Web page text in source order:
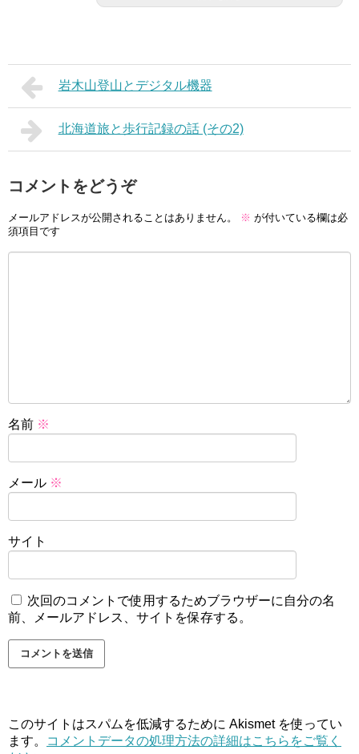
岩木山登山とデジタル機器
北海道旅と歩行記録の話 (その2)
コメントをどうぞ
メールアドレスが公開されることはありません。 ※ が付いている欄は必
須項目です
名前 ※
メール ※
サイト
次回のコメントで使用するためブラウザーに自分の名
前、メールアドレス、サイトを保存する。
このサイトはスパムを低減するために Akismet を使ってい
ます。
コメントデータの処理方法の詳細はこちらをご覧く